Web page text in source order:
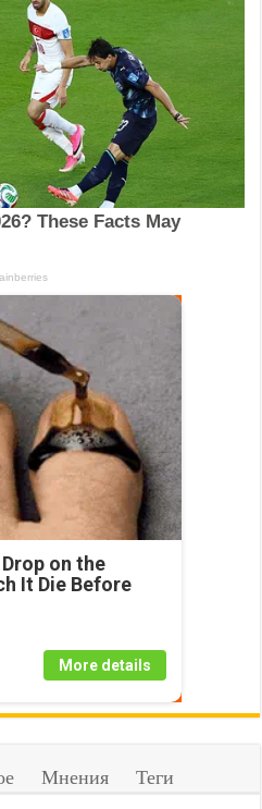
on the
It Die Before
More details
Мнения Теги